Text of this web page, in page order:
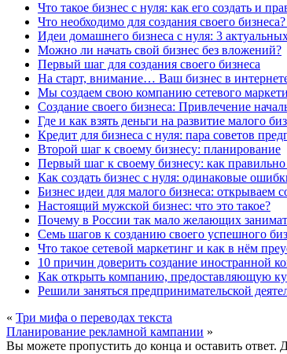
Что такое бизнес с нуля: как его создать и
Что необходимо для создания своего
Идеи домашнего бизнеса с нуля: 3
Можно ли начать свой бизнес без вложений?
Первый шаг для создания своего бизнеса
На старт, внимание… Ваш бизнес в
Мы создаем свою компанию сетевого
Создание своего бизнеса: Привлечение
Где и как взять деньги на развитие малого
Кредит для бизнеса с нуля: пара советов
Второй шаг к своему бизнесу: планирование
Первый шаг к своему бизнесу: как
Как создать бизнес с нуля: одинаковые
Бизнес идеи для малого бизнеса: открываем
Настоящий мужской бизнес: что это такое?
Почему в России так мало желающих
Семь шагов к созданию своего успешного
Что такое сетевой маркетинг и как в нём
10 причин доверить создание иностранной
Как открыть компанию, предоставляющую
Решили заняться предпринимательской
« Три мифа о переводах текста
Планирование рекламной кампании »
Вы можете пропустить до конца и оставить ответ.